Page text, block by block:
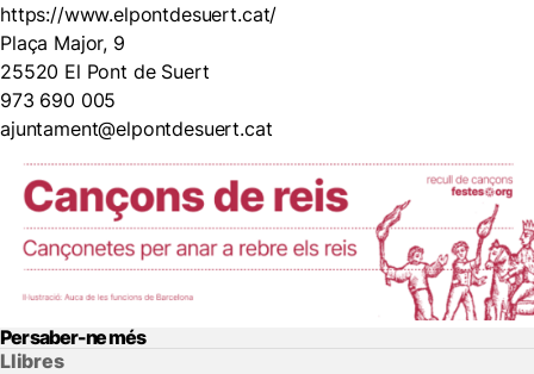
https://www.elpontdesuert.cat/
Plaça Major, 9
25520 El Pont de Suert
973 690 005
ajuntament@elpontdesuert.cat
Per saber-ne més
Llibres